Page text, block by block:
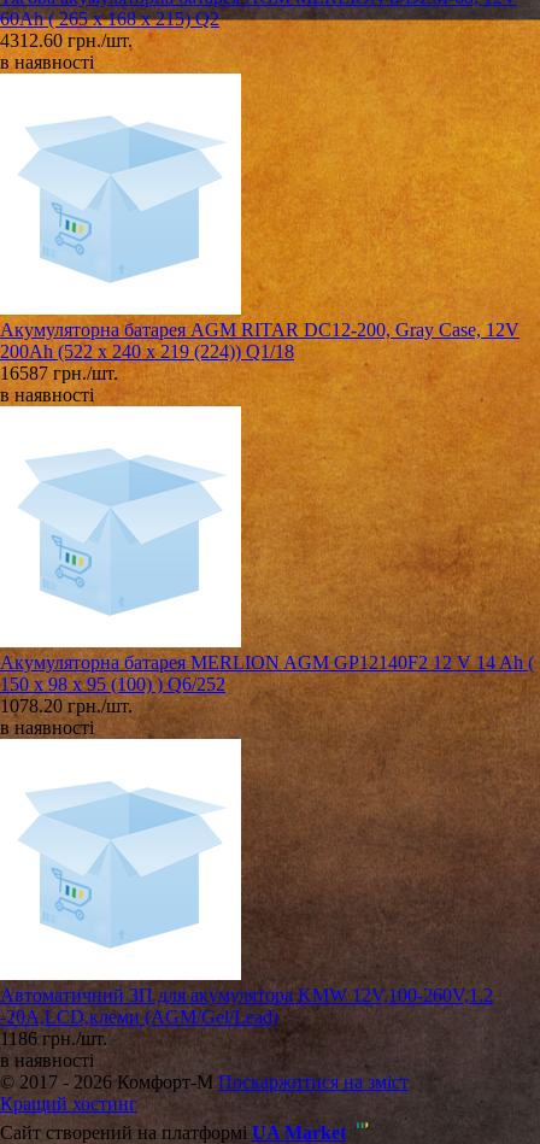
60Ah ( 265 x 168 x 215) Q2
4312.60 грн./шт.
в наявності
Акумуляторна батарея AGM RITAR DC12-200, Gray Case, 12V
200Ah (522 х 240 х 219 (224)) Q1/18
16587 грн./шт.
в наявності
Акумуляторна батарея MERLION AGM GP12140F2 12 V 14 Ah (
150 x 98 x 95 (100) ) Q6/252
1078.20 грн./шт.
в наявності
Автоматичний ЗП для акумулятора KMW 12V,100-260V,1.2
-20А,LCD,клеми (AGM/Gel/Lead)
1186 грн./шт.
в наявності
© 2017 - 2026 Комфорт-М Поскаржитися на зміст
Кращий хостинг
Сайт створений на платформі UA Market